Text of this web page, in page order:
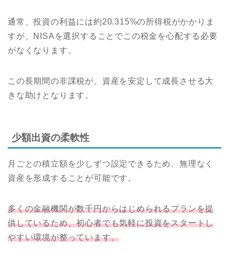
通常、投資の利益には約20.315%の所得税がかかりま
すが、NISAを選択することでこの税金を心配する必要
がなくなります。
この長期間の非課税が、資産を安定して成長させる大
きな助けとなります。
少額出資の柔軟性
月ごとの積立額を少しずつ設定できるため、無理なく
資産を形成することが可能です。
多くの金融機関が数千円からはじめられるプランを提
供しているため、初心者でも気軽に投資をスタートし
やすい環境が整っています。